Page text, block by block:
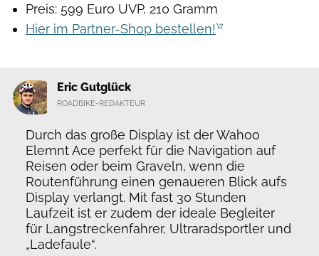
Preis: 599 Euro UVP, 210 Gramm
Hier im Partner-Shop bestellen!
Eric Gutglück
ROADBIKE-REDAKTEUR
Durch das große Display ist der Wahoo
Elemnt Ace perfekt für die Navigation auf
Reisen oder beim Graveln, wenn die
Routenführung einen genaueren Blick aufs
Display verlangt. Mit fast 30 Stunden
Laufzeit ist er zudem der ideale Begleiter
für Langstreckenfahrer, Ultraradsportler und
„Ladefaule“.